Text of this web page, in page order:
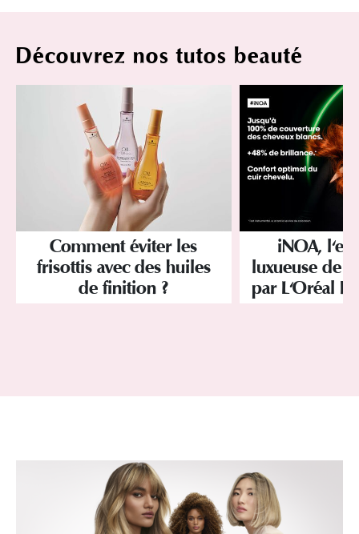
Découvrez nos tutos beauté
Comment éviter les
frisottis avec des huiles
de finition ?
iNOA,
luxueuse de
par L'Oréal